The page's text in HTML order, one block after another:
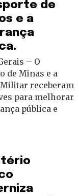
de
e a
– O
de Minas e a
receberam
para melhorar
pública e